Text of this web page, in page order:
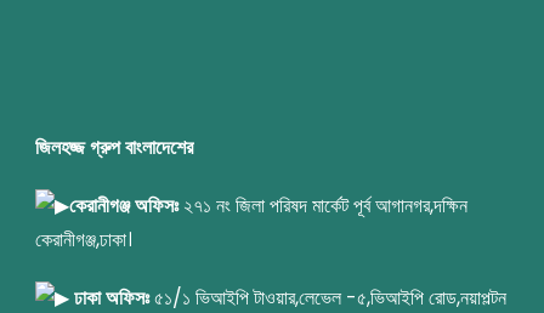
জিলহজ্জ গ্রুপ বাংলাদেশের
কেরানীগঞ্জ অফিসঃ২৭১ নং জিলা পরিষদ মার্কেট পূর্ব আগানগর,দক্ষিন
কেরানীগঞ্জ,ঢাকা।
ঢাকা অফিসঃ৫১/১ ভিআইপি টাওয়ার,লেভেল -৫,ভিআইপি রোড,নয়াপল্টন